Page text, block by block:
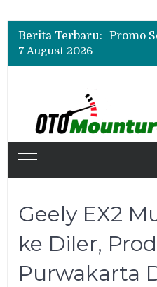
Berita Terbaru:
7 August 2026
Geely EX2
ke Diler,
Purwakarta